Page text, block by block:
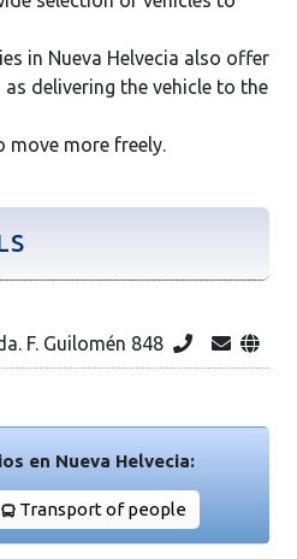
in Nueva Helvecia also offer
delivering the vehicle to the
move more freely.
F. Guilomén 848
en Nueva Helvecia:
Transport of people